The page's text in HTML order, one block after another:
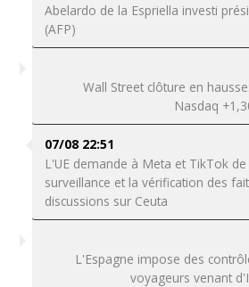
Abelardo de la Espriella investi
(AFP)
Wall Street clôture en
Nasdaq
07/08 22:51
L'UE demande à Meta et TikTok
surveillance et la vérification des
discussions sur Ceuta
L'Espagne impose des
voyageurs venant